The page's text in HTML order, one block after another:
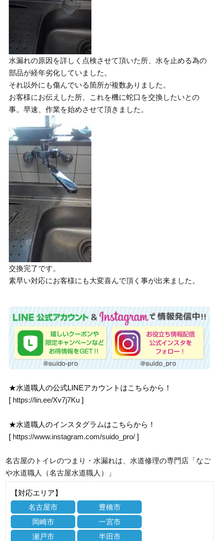
水漏れの原因を詳しく点検させて頂いた所、水を止める為の
部品が経年劣化していました。
それ以外にも傷んでいる箇所が複数ありました。
お客様にお伝えした所、これを機に蛇口を交換したいとの
事。早速、作業を始めさせて頂きました。
交換完了です。
素早い対応にお客様にも大変喜んで頂く事が出来ました。
★水道職人の公式LINEアカウントはこちらから！
[ https://lin.ee/Xv7j7Ku ]
★水道職人のインスタグラムはこちらから！
[ https://www.instagram.com/suido_pro/ ]
名古屋のトイレのつまり・水漏れは、水道修理の専門店「なご
や水道職人（名古屋水道職人）」
【対応エリア】
名古屋市
豊橋市
岡崎市
一宮市
瀬戸市
半田市